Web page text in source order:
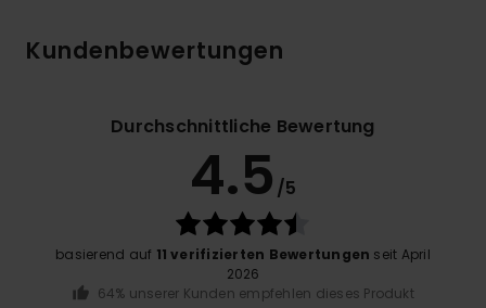
Kundenbewertungen
Durchschnittliche Bewertung
4.5 /5
basierend auf 11 verifizierten Bewertungen seit April
2026
64% unserer Kunden empfehlen dieses Produkt